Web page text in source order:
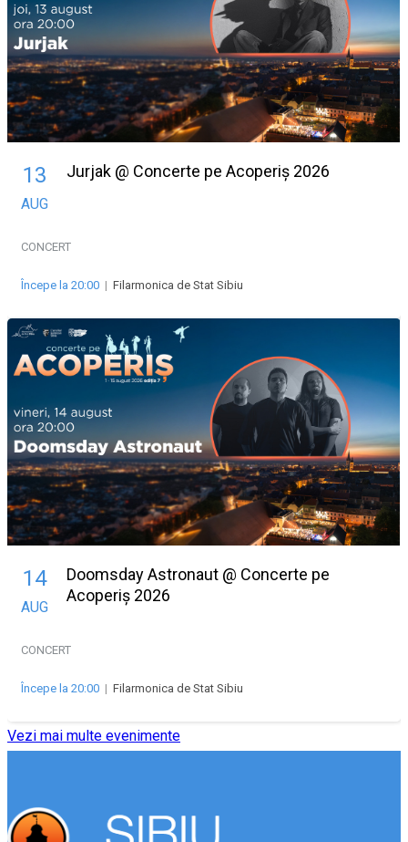
13
AUG
Jurjak @ Concerte pe Acoperiș 2026
CONCERT
Începe la 20:00 | Filarmonica de Stat Sibiu
14
AUG
Doomsday Astronaut @ Concerte pe
Acoperiș 2026
CONCERT
Începe la 20:00 | Filarmonica de Stat Sibiu
Vezi mai multe evenimente